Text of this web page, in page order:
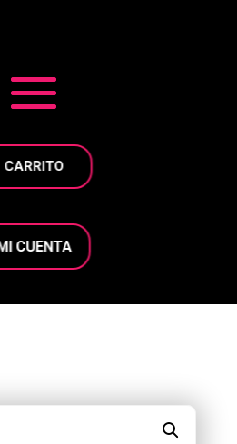
CARRITO
CUENTA